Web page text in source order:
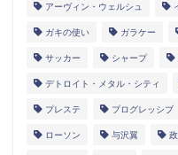
アーヴィン・ウェルシュ
ガキの使い ガラケー
サッカー シャープ
デトロイト・メタル・シティ
プレステ プログレッシブ
ローソン 与沢翼